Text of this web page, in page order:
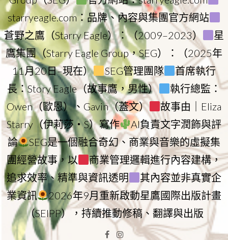
starryeagle.com：品牌、內容與集團官方網站
蒼野之鷹（Starry Eagle）：（2009–2023）
星
鷹集團（Starry Eagle Group，SEG）：（2025年
11月20日–現在）
SEG管理團隊
首席執行
長：Story Eagle（故事鷹，男性）
執行總監：
Owen（歐恩）、Gavin（蓋文）
故事由｜Eliza
Starry（伊莉莎・S）寫作
AI負責文字潤飾與評
論
SEG是一個融合奇幻、商業與音樂的虛擬集
團經營故事，以
商業管理邏輯進行內容建構，
追求效率、精準與資訊透明
其內容並非真實企
業資訊
2026年9月重新啟動星鷹國際出版計畫
（SEIPP），持續推動修稿、翻譯與出版
Facebook
Instagram